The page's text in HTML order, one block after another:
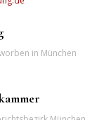
in München